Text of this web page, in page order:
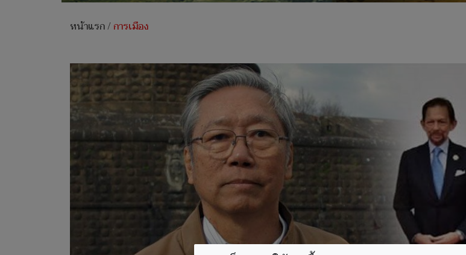
หน้าแรก/การเมือง